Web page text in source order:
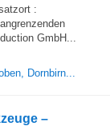
:
GmbH...
Dornbirn...
–